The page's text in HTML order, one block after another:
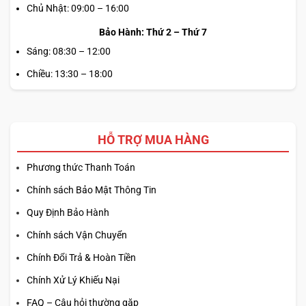
CÔNG NGHỆ TẢN NHIỆT TIÊN TIẾN
Hệ thống tản nhiệt củaAcer Predator Helios 16 inch 2024
sử dụng công nghệ AeroBlade 3D thế hệ 5, giúp tăng
trọng không chỉ để bảo vệ linh kiện mà còn giữ cho hiệu
Chủ Nhật: 09:00 – 16:00
Bảo Hành: Thứ 2 – Thứ 7
Sáng: 08:30 – 12:00
Chiều: 13:30 – 18:00
HỖ TRỢ MUA HÀNG
Phương thức Thanh Toán
Chính sách Bảo Mật Thông Tin
Quy Định Bảo Hành
Chính sách Vận Chuyển
Chính Đổi Trả & Hoàn Tiền
Chính Xử Lý Khiếu Nại
FAQ – Câu hỏi thường gặp